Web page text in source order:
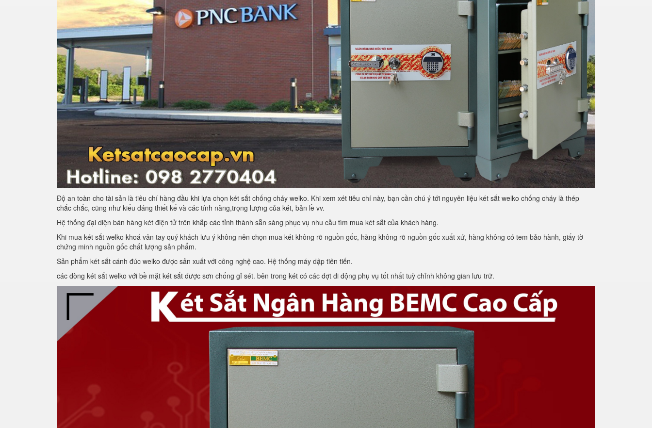
Độ an toàn cho tài sản là tiêu chí hàng đầu khi lựa chọn két sắt chống cháy welko. Khi xem xét tiêu chí này, bạn cần chú ý tới nguyên liệu két sắt welko chống cháy là thép
chắc chắc, cũng như kiểu dáng thiết kế và các tính năng,trọng lượng của két, bản lề vv.
Hệ thống đại diện bán hàng két điện tử trên khắp các tỉnh thành sẵn sàng phục vụ nhu cầu tìm mua két sắt của khách hàng.
Khi mua két sắt welko khoá vân tay quý khách lưu ý không nên chọn mua két không rõ nguồn gốc, hàng không rõ nguồn gốc xuất xứ, hàng không có tem bảo hành, giấy tờ
chứng minh nguồn gốc chất lượng sản phẩm.
Sản phẩm két sắt cánh đúc welko được sản xuất với công nghệ cao. Hệ thống máy dập tiên tiến.
các dòng két sắt welko với bề mặt két sắt được sơn chống gỉ sét. bên trong két có các đợt di động phụ vụ tốt nhất tuỳ chỉnh không gian lưu trữ.